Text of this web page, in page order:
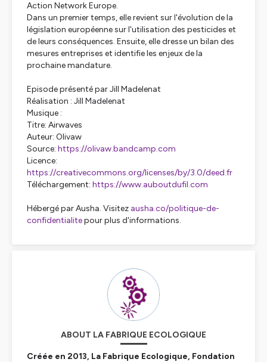
Action Network Europe.
Dans un premier temps, elle revient sur l'évolution de la
législation européenne sur l'utilisation des pesticides et
de leurs conséquences. Ensuite, elle dresse un bilan des
mesures entreprises et identifie les enjeux de la
prochaine mandature.
Episode présenté par Jill Madelenat
Réalisation : Jill Madelenat
Musique :
Titre: Airwaves
Auteur: Olivaw
Source: https://olivaw.bandcamp.com
Licence:
https://creativecommons.org/licenses/by/3.0/deed.fr
Téléchargement: https://www.auboutdufil.com
Hébergé par Ausha. Visitez ausha.co/politique-de-
confidentialitepour plus d'informations.
ABOUT LA FABRIQUE ECOLOGIQUE
Créée en 2013, La Fabrique Ecologique, Fondation